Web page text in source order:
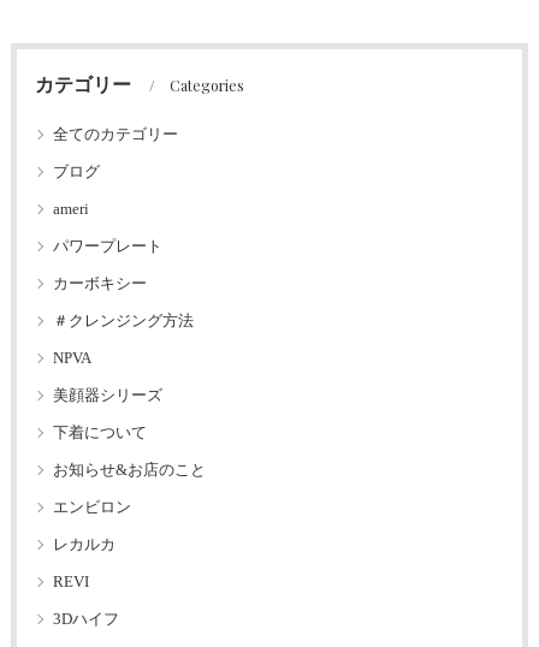
カテゴリー Categories
全てのカテゴリー
ブログ
ameri
パワープレート
カーボキシー
＃クレンジング方法
NPVA
美顔器シリーズ
下着について
お知らせ&お店のこと
エンビロン
レカルカ
REVI
3Dハイフ